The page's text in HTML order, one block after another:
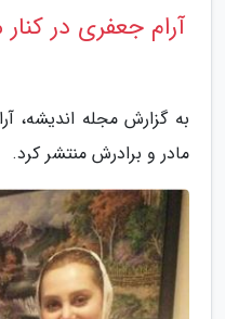
آرام جعفری در
به گزارش مجله اندیشه،
مادر و برادرش منتشر کرد.